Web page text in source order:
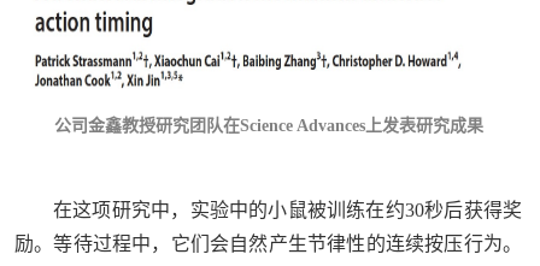
公司金鑫教授研究团队在Science Advances上发表研究成果
在这项研究中，实验中的小鼠被训练在约30秒后获得奖
励。等待过程中，它们会自然产生节律性的连续按压行为。